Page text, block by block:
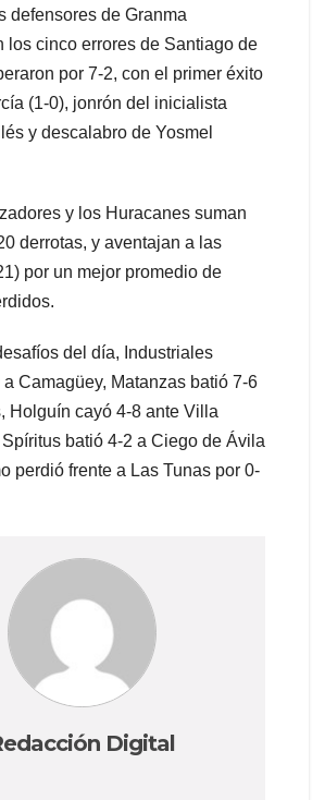
defensores de Granma
los cinco errores de Santiago de
por 7-2, con el primer éxito
(1-0), jonrón del inicialista
y descalabro de Yosmel
y los Huracanes suman
derrotas, y aventajan a las
por un mejor promedio de
del día, Industriales
Camagüey, Matanzas batió 7-6
Holguín cayó 4-8 ante Villa
batió 4-2 a Ciego de Ávila
perdió frente a Las Tunas por 0-
Digital